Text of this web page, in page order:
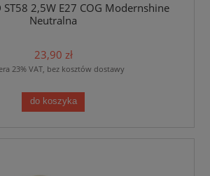
ST58 2,5W E27 COG Modernshine
Neutralna
23,90 zł
23% VAT, bez kosztów dostawy
do koszyka